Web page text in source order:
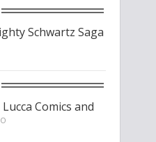
Schwartz Saga
Comics and